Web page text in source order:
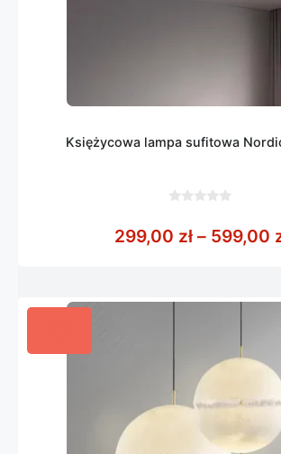
Księżycowa lampa sufitowa
5
299,00 zł – 599,00